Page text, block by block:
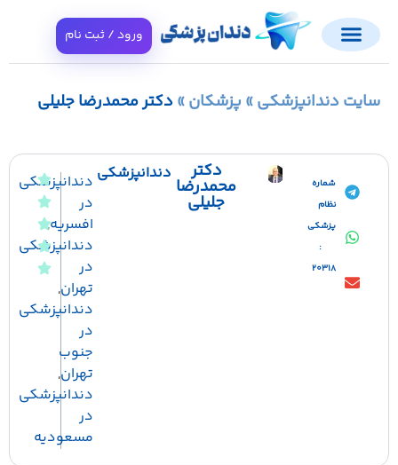
ورود / ثبت نام
دندانپزشکی»پزشکان»دکتر محمدرضا جلیلی
شماره
محمدرضا
دندانپزشکیدندانپزشکی
افسریه,
دندانپزشکی
دندانپزشکی
دندانپزشکی
مسعودیه